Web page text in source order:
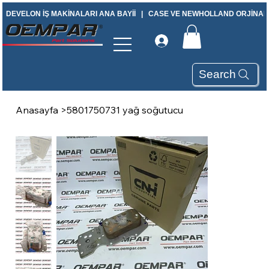
DEVELON İŞ MAKİNALARI ANA BAYİİ   |   CASE VE NEWHOLLAND
Search
Anasayfa >5801750731 yağ soğutucu